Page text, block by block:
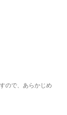
ので、あらかじめ